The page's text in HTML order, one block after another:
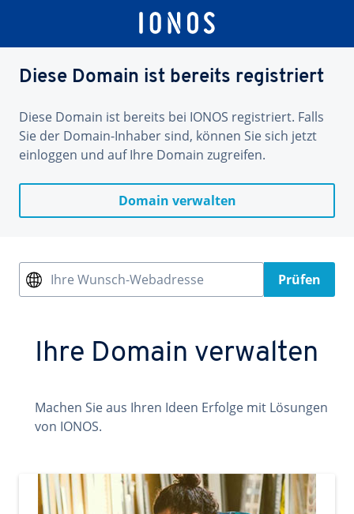
Diese Domain ist bereits registriert
Diese Domain ist bereits bei IONOS registriert. Falls
Sie der Domain-Inhaber sind, können Sie sich jetzt
einloggen und auf Ihre Domain zugreifen.
Domain verwalten
Ihre Wunsch-Webadresse Prüfen
Ihre Domain verwalten
Machen Sie aus Ihren Ideen Erfolge mit Lösungen
von IONOS.